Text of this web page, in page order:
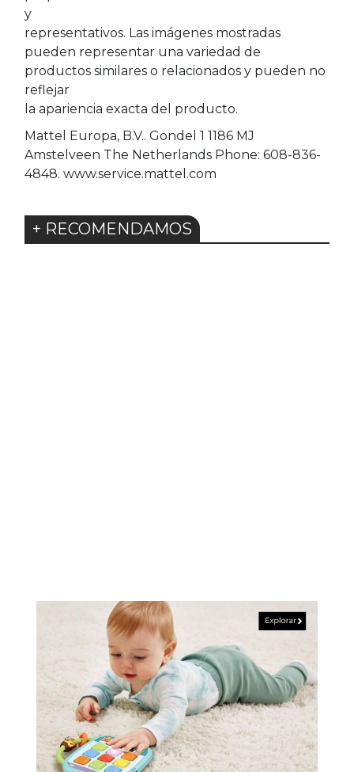
y
representativos. Las imágenes mostradas
pueden representar una variedad de
productos similares o relacionados y pueden no
reflejar
la apariencia exacta del producto.
Mattel Europa, B.V.. Gondel 1 1186 MJ
Amstelveen The Netherlands Phone: 608-836-
4848. www.service.mattel.com
+ RECOMENDAMOS